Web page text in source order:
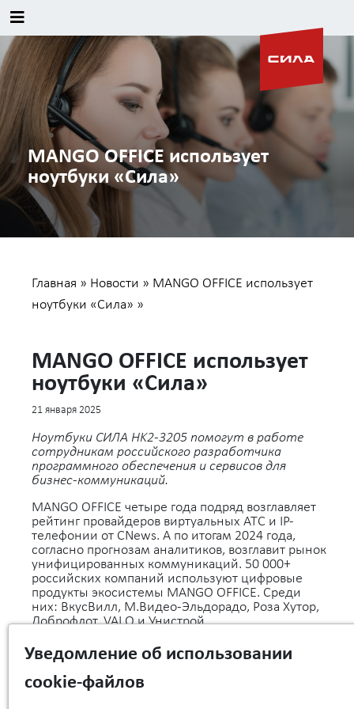
MANGO OFFICE использует
ноутбуки «Сила»
Главная » Новости » MANGO OFFICE использует
ноутбуки «Сила» »
MANGO OFFICE использует
ноутбуки «Сила»
21 января 2025
Ноутбуки СИЛА HK2-3205 помогут в работе
сотрудникам российского разработчика
программного обеспечения и сервисов для
бизнес-коммуникаций.
MANGO OFFICE четыре года подряд возглавляет
рейтинг провайдеров виртуальных АТС и IP-
телефонии от CNews. А по итогам 2024 года,
согласно прогнозам аналитиков, возглавит рынок
унифицированных коммуникаций. 50 000+
российских компаний используют цифровые
продукты экосистемы MANGO OFFICE. Среди
них: ВкусВилл, М.Видео-Эльдорадо, Роза Хутор,
Доброфлот, VALO и Унистрой.
MANGO OFFICE оснащает рабочие места
сотрудников корпоративными ноутбуками
СИЛА HK2-3205, оптимизированными под
типовые офисные задачи пользователей.
Уведомление об использовании
cookie-файлов